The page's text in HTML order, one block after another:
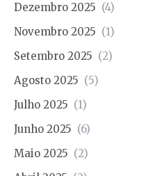
Dezembro 2025 (4)
Novembro 2025 (1)
Setembro 2025 (2)
Agosto 2025 (5)
Julho 2025 (1)
Junho 2025 (6)
Maio 2025 (2)